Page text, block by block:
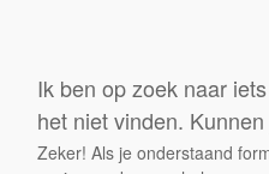
Ik ben op zoek naar
het niet vinden.
Zeker! Als je onderstaand